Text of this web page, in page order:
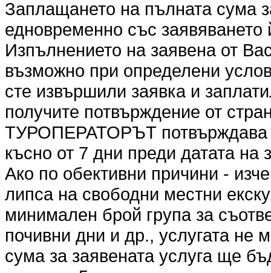
Заплащането на пълната сума
едновременно със заявяването
Изпълнението на заявена от
възможно при определени
сте извършили заявка и
получите потвърждение от
ТУРОПЕРАТОРЪТ потвърждава
късно от 7 дни преди датата на
Ако по обективни причини -
липса на свободни местни
минимален брой група за
почивни дни и др., услугата не
сума за заявената услуга ще